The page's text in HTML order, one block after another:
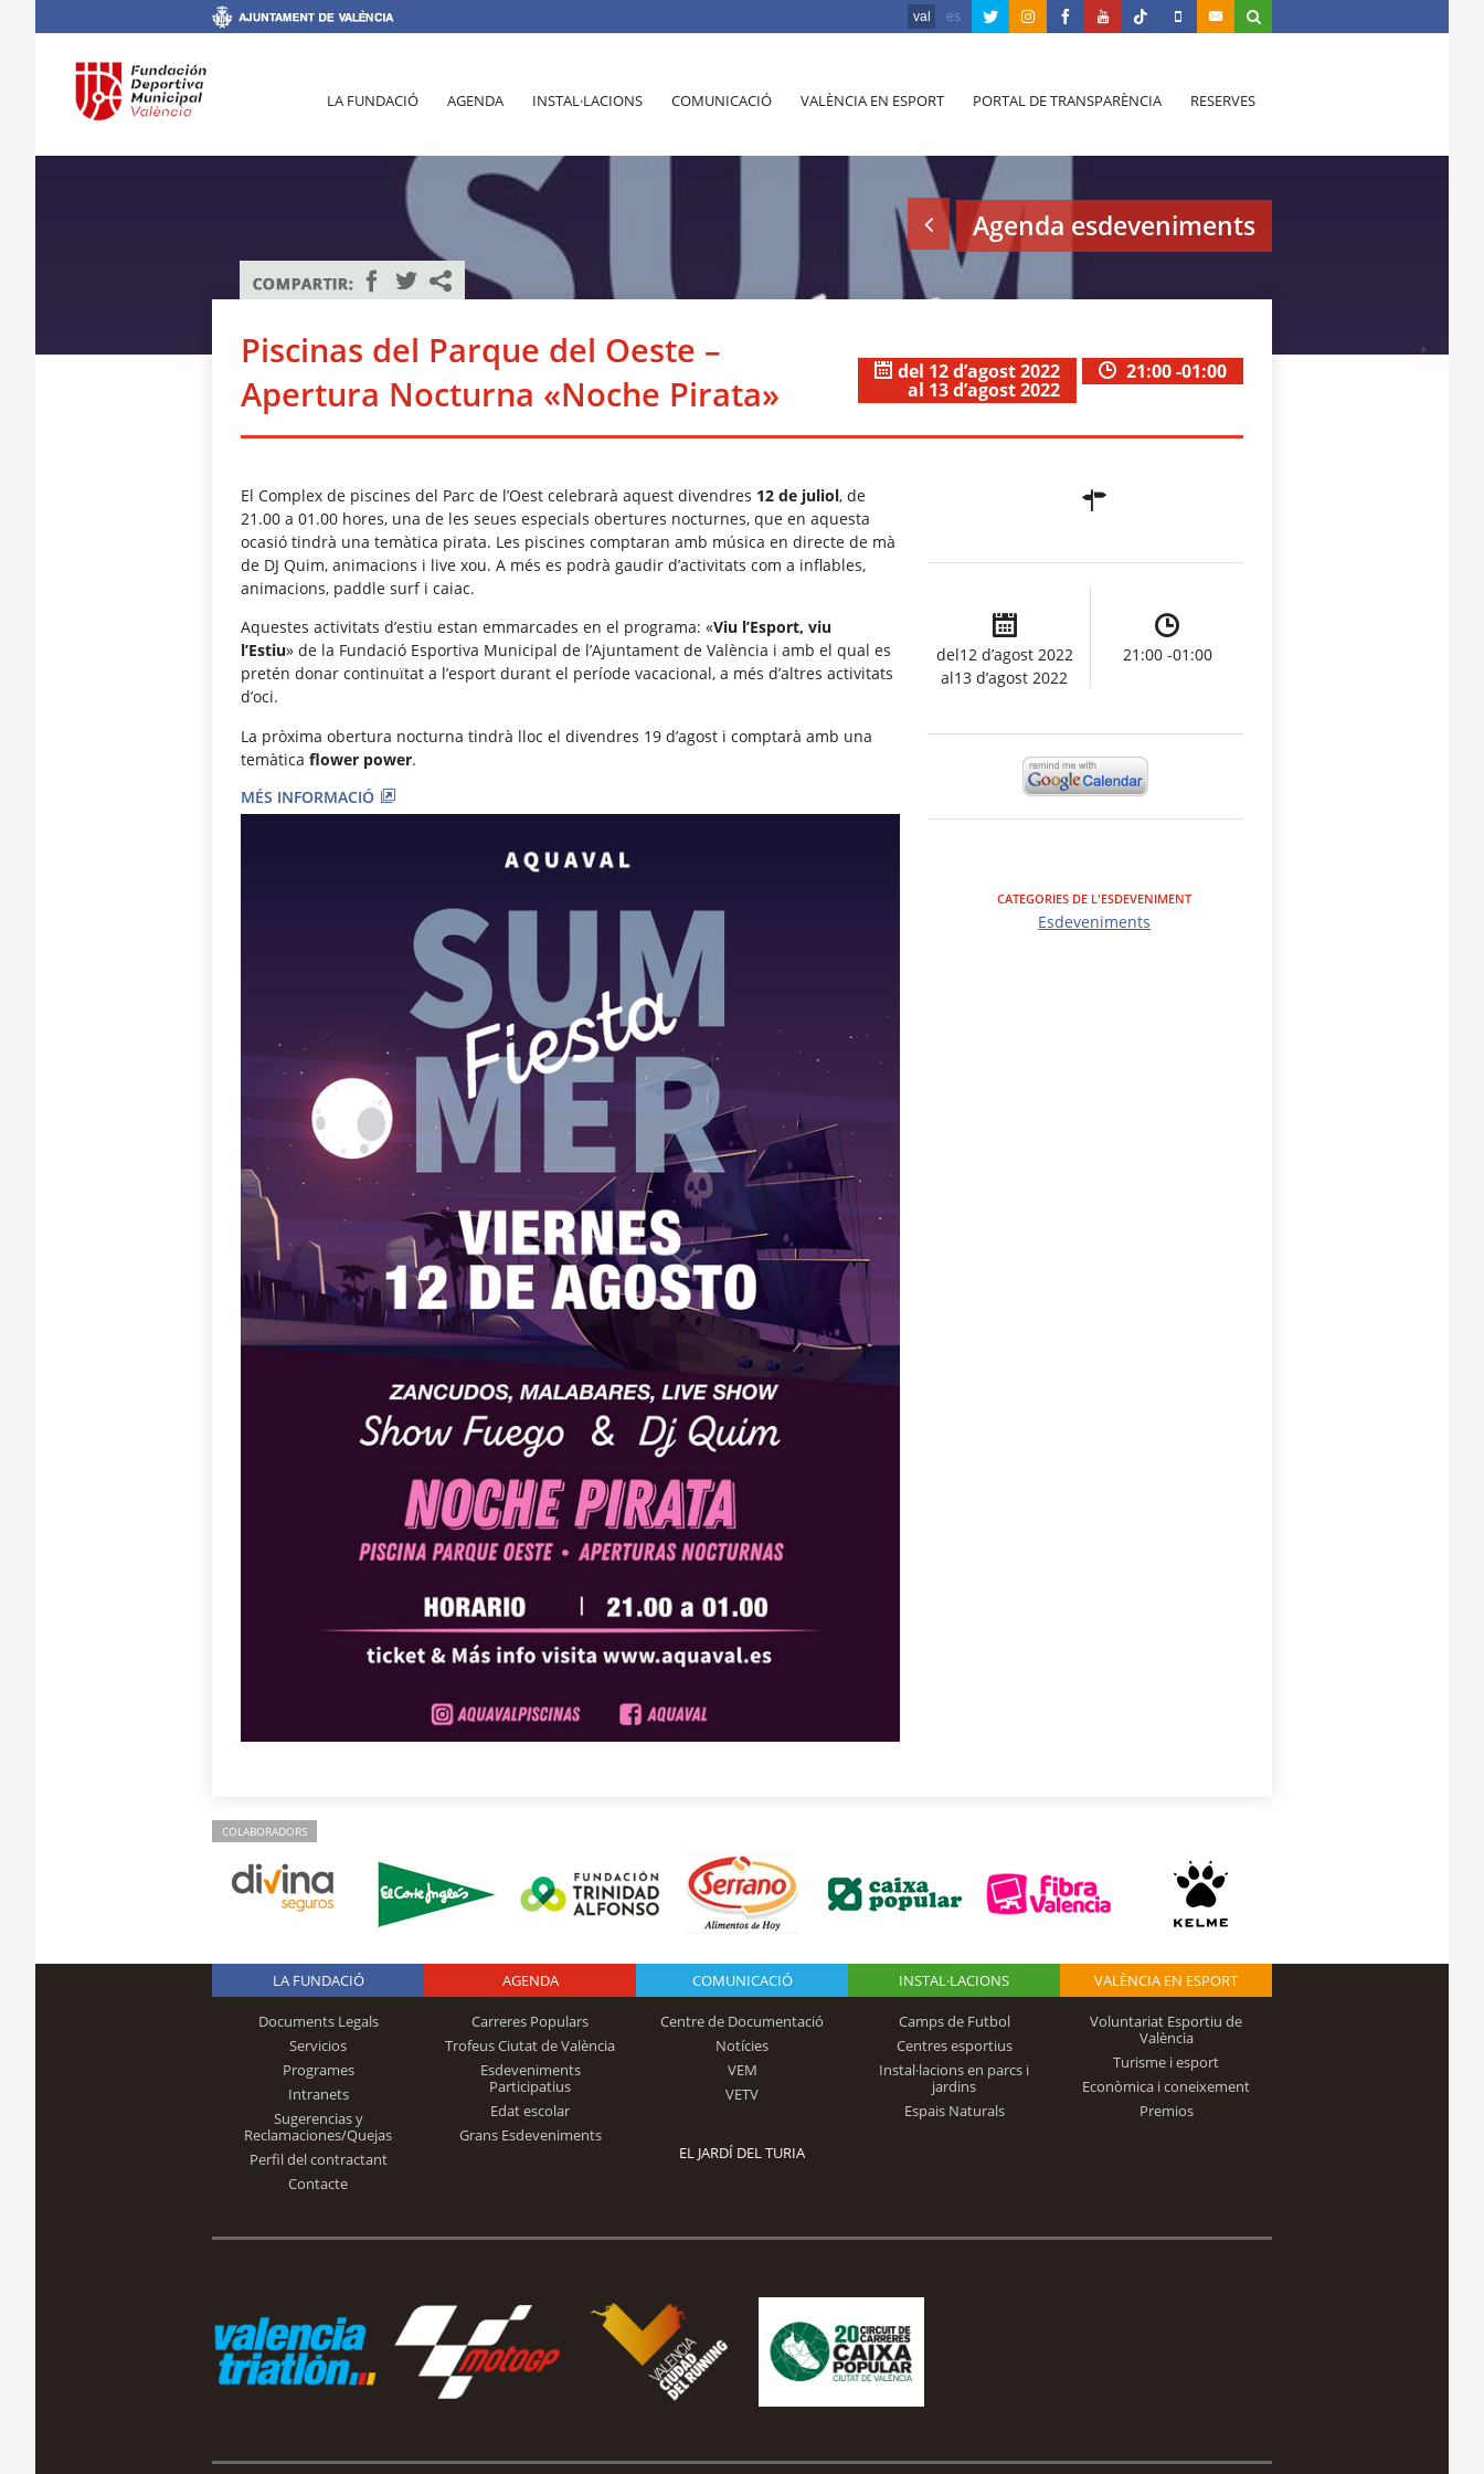
val es
LA FUNDACIÓ AGENDA INSTAL·LACIONS COMUNICACIÓ VALÈNCIA EN ESPORT PORTAL DE TRANSPARÈNCIA RESERVES
Agenda esdeveniments
Piscinas del Parque del Oeste –
Apertura Nocturna «Noche Pirata»
21:00 -01:00
del 12 d’agost 2022
al 13 d’agost 2022
El Complex de piscines del Parc de l’Oest celebrarà aquest divendres 12 de juliol, de
21.00 a 01.00 hores, una de les seues especials obertures nocturnes, que en aquesta
ocasió tindrà una temàtica pirata. Les piscines comptaran amb música en directe de mà
de DJ Quim, animacions i live xou. A més es podrà gaudir d’activitats com a inflables,
animacions, paddle surf i caiac.
Aquestes activitats d’estiu estan emmarcades en el programa: «Viu l’Esport, viu
l’Estiu» de la Fundació Esportiva Municipal de l’Ajuntament de València i amb el qual es
pretén donar continuïtat a l’esport durant el període vacacional, a més d’altres activitats
d’oci.
La pròxima obertura nocturna tindrà lloc el divendres 19 d’agost i comptarà amb una
temàtica flower power.
MÉS INFORMACIÓ
del12 d’agost 2022
al13 d’agost 2022
21:00 -01:00
CATEGORIES DE L'ESDEVENIMENT
Esdeveniments
COLABORADORS
Logo Fundación
Trinidad Alfonso
LA FUNDACIÓ
Documents Legals
Servicios
Programes
Intranets
Sugerencias y
Reclamaciones/Quejas
Perfil del contractant
Contacte
AGENDA
Carreres Populars
Trofeus Ciutat de València
Esdeveniments
Participatius
Edat escolar
Grans Esdeveniments
COMUNICACIÓ
Centre de Documentació
Notícies
VEM
VETV
INSTAL·LACIONS
Camps de Futbol
Centres esportius
Instal·lacions en parcs i
jardins
Espais Naturals
VALÈNCIA EN ESPORT
Voluntariat Esportiu de
València
Turisme i esport
Econòmica i coneixement
Premios
EL JARDÍ DEL TURIA